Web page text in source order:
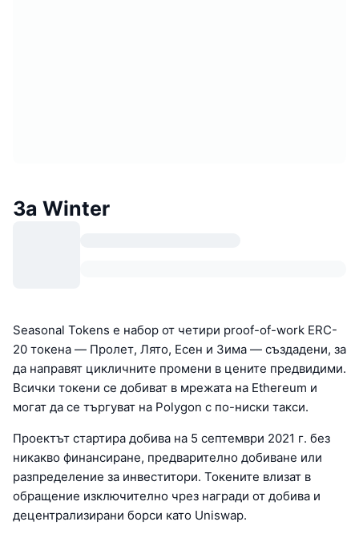
За Winter
Seasonal Tokens е набор от четири proof-of-work ERC-
20 токена — Пролет, Лято, Есен и Зима — създадени, за
да направят цикличните промени в цените предвидими.
Всички токени се добиват в мрежата на Ethereum и
могат да се търгуват на Polygon с по-ниски такси.
Проектът стартира добива на 5 септември 2021 г. без
никакво финансиране, предварително добиване или
разпределение за инвеститори. Токените влизат в
обращение изключително чрез награди от добива и
децентрализирани борси като Uniswap.